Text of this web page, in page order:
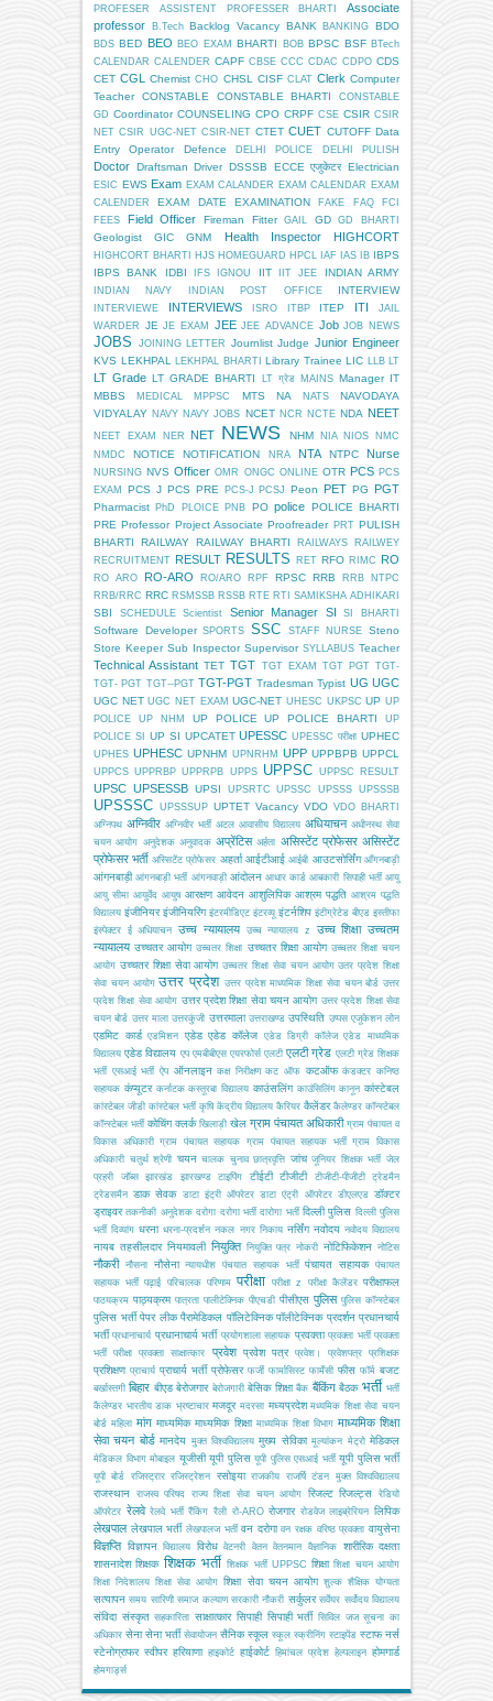
PROFESER
ASSISTENT PROFESSER BHARTI
Associate
professor
B.Tech Backlog Vacancy BANK BANKING BDO
BDS BED BEO BEO EXAM BHARTI BOB BPSC BSF BTech
CALENDAR CALENDER CAPF CBSE CCC CDAC CDPO CDS
CET CGL Chemist CHO CHSL CISF CLAT Clerk Computer
Teacher
CONSTABLE CONSTABLE BHARTI
CONSTABLE
GD Coordinator COUNSELING CPO CRPF CSE CSIR CSIR
NET CSIR UGC-NET CSIR-NET CTET CUET CUTOFF Data
Entry Operator
Defence DELHI POLICE DELHI PULISH
Doctor Draftsman Driver DSSSB ECCE एजुकेटर Electrician
ESIC EWS Exam EXAM CALANDER EXAM CALENDAR EXAM
CALENDER
EXAM DATE EXAMINATION FAKE FAQ
FCI
FEES
Field Officer Fireman Fitter GAIL GD GD BHARTI
Geologist GIC GNM Health Inspector HIGHCORT
HIGHCORT BHARTI HJS HOMEGUARD HPCL IAF IAS IB IBPS
IBPS BANK
IDBI IFS IGNOU IIT IIT JEE INDIAN ARMY
INDIAN NAVY INDIAN POST OFFICE INTERVIEW
INTERVIEWE INTERVIEWS ISRO ITBP ITEP ITI
JAIL
WARDER JE JE EXAM JEE JEE ADVANCE Job JOB NEWS
JOBS JOINING LETTER Journlist Judge Junior Engineer
KVS LEKHPAL LEKHPAL BHARTI Library Trainee LIC LLB LT
LT Grade LT GRADE BHARTI LT ग्रेड MAINS Manager IT
MBBS
MEDICAL MPPSC MTS NA NATS
NAVODAYA
VIDYALAY NAVY NAVY JOBS NCET NCR NCTE NDA NEET
NEET EXAM NER NET NEWS NHM NIA NIOS
NMC
NMDC
NOTICE NOTIFICATION NRA NTA NTPC Nurse
NURSING NVS Officer OMR ONGC ONLINE OTR PCS PCS
EXAM
PCS J PCS PRE PCS-J PCSJ Peon PET PG PGT
Pharmacist PhD PLOICE PNB PO police POLICE BHARTI
PRE Professor Project Associate Proofreader PRT PULISH
BHARTI
RAILWAY RAILWAY BHARTI RAILWAYS
RAILWEY
RECRUITMENT RESULT RESULTS RET RFO RIMC RO
RO ARO RO-ARO RO/ARO RPF RPSC RRB
RRB NTPC
RRB/RRC RRC RSMSSB RSSB RTE RTI SAMIKSHA ADHIKARI
SBI SCHEDULE Scientist Senior Manager SI SI BHARTI
Software Developer SPORTS SSC STAFF NURSE
Steno
Store Keeper Sub Inspector Supervisor SYLLABUS Teacher
Technical Assistant TET TGT TGT EXAM TGT PGT TGT-
TGT- PGT TGT--PGT TGT-PGT Tradesman Typist UG UGC
UGC NET UGC NET EXAM UGC-NET UHESC UKPSC UP UP
POLICE
UP NHM UP POLICE UP POLICE BHARTI
UP
POLICE SI
UP SI UPCATET UPESSC UPESSC परीक्षा UPHEC
UPHES UPHESC UPNHM UPNRHM UPP UPPBPB UPPCL
UPPCS UPPRBP UPPRPB UPPS UPPSC UPPSC RESULT
UPSC UPSESSB UPSI UPSRTC UPSSC UPSSS UPSSSB
UPSSSC UPSSSUP UPTET Vacancy VDO VDO BHARTI
अग्निपथ अग्निवीर अग्निवीर भर्ती अटल आवासीय विद्यालय अधियाचन अधीनस्थ सेवा
चयन आयोग अनुदेशक अनुवादक अप्रेंटिस अर्हता असिस्टेंट प्रोफेसर असिस्टेंट
प्रोफेसर भर्ती अस्सिटेंट प्रोफेसर अहर्ता आईटीआई आईबी आउटसोर्सिंग आँगनबाड़ी
आंगनबाड़ी आंगनबाड़ी भर्ती आंगनवाड़ी आंदोलन आधार कार्ड आबकारी सिपाही भर्ती आयु
आयु सीमा आयुर्वेद आयुष आरक्षण आवेदन आशुलिपिक आश्रम पद्धति आश्रम पद्धति
विद्यालय इंजीनियर इंजीनियरिंग इंटरमीडिएट इंटरव्यू इंटर्नशिप इंटीग्रेटेड बीएड इस्तीफा
इंस्पेक्टर ई अधियाचन उच्च न्यायालय उच्च न्यायालय z उच्च शिक्षा उच्चतम
न्यायालय उच्चतर आयोग उच्चतर शिक्षा उच्चतर शिक्षा आयोग उच्चतर शिक्षा चयन
आयोग उच्चतर शिक्षा सेवा आयोग उच्चतर शिक्षा सेवा चयन आयोग उतर प्रदेश शिक्षा
सेवा चयन आयोग उत्तर प्रदेश उत्तर प्रदेश माध्यमिक शिक्षा सेवा चयन बोर्ड उत्तर
प्रदेश शिक्षा सेवा आयोग उत्तर प्रदेश शिक्षा सेवा चयन आयोग उत्तर प्रदेश शिक्षा सेवा
चयन बोर्ड उत्तर माला उत्तरकुंजी उत्तरमाला उत्तराखण्ड उपस्थिति उप्पस एजूकेशन लोन
एडमिट कार्ड एडमिशन एडेड एडेड कॉलेज एडेड डिग्री कॉलेज एडेड माध्यमिक
विद्यालय एडेड विद्यालय एप एमबीबीएस एयरफोर्स एलटी एलटी ग्रेड एलटी ग्रेड शिक्षक
भर्ती एसआई भर्ती ऐप ऑनलाइन कक्ष निरीक्षण कट ऑफ कटऑफ कंडक्टर कनिष्ठ
सहायक कंप्यूटर कर्नाटक कस्तूरबा विद्यालय काउंसलिंग काउंसिलिंग कानून कांस्टेबल
कांस्टेबल जीडी कांस्टेबल भर्ती कृषि केंद्रीय विद्यालय कैरियर कैलेंडर कैलेण्डर कॉन्स्टेबल
कॉन्स्टेबल भर्ती कोचिंग क्लर्क खिलाड़ी खेल ग्राम पंचायत अधिकारी ग्राम पंचायत व
विकास अधिकारी ग्राम पंचायत सहायक ग्राम पंचायत सहायक भर्ती ग्राम विकास
अधिकारी चतुर्थ श्रेणी चयन चालक चुनाव छात्रवृत्ति जांच जूनियर शिक्षक भर्ती जेल
प्रहरी
जॉब्स झारखंड झारखण्ड टाइपिंग टीईटी टीजीटी टीजीटी-पीजीटी
ट्रेडमैन
ट्रेडसमैन डाक सेवक डाटा इंट्री ऑपरेटर डाटा एंट्री ऑपरेटर डीएलएड डॉक्टर
ड्राइवर तकनीकी अनुदेशक दरोगा दरोगा भर्ती दारोगा भर्ती दिल्ली पुलिस दिल्ली पुलिस
भर्ती दिव्यांग धरना धरना-प्रदर्शन नकल नगर निकाय नर्सिंग नवोदय नवोदय विद्यालय
नायब तहसीलदार नियमावली नियुक्ति नियुक्ति पत्र नोकरी नोटिफिकेशन नोटिस
नौकरी नौसना नौसेना न्यायधीश पंचयात सहायक भर्ती पंचायत सहायक पंचायत
सहायक भर्ती पढ़ाई परिचालक परिणाम परीक्षा परीक्षा z परीक्षा कैलेंडर परीक्षाफल
पाठयक्रम पाठ्यक्रम पात्रता पालीटेक्निक पीएचडी पीसीएस पुलिस पुलिस कॉन्स्टेबल
पुलिस भर्ती पेपर लीक पैरामेडिकल पॉलिटेक्निक पॉलीटेक्निक प्रदर्शन प्रधानचार्य
भर्ती प्रधानाचार्य प्रधानाचार्य भर्ती प्रयोगशाला सहायक प्रवक्ता प्रवक्ता भर्ती प्रवक्ता
भर्ती परीक्षा
प्रवक्ता साक्षात्कार प्रवेश प्रवेश पत्र प्रवेश। प्रवेशपत्र प्रशिक्षक
प्रशिक्षण प्राचार्य प्राचार्य भर्ती प्रोफेसर फर्जी फार्मासिस्ट फार्मेसी फीस फॉर्म बजट
बर्खास्तगी बिहार बीएड बेरोजगार बेरोजगारी बेसिक शिक्षा बैंक बैंकिंग बैठक भर्ती भर्ती
कैलेण्डर भारतीय डाक भ्रष्टाचार मजदूर मदरसा मध्यप्रदेश मध्यमिक शिक्षा सेवा चयन
बोर्ड महिला मांग माध्यमिक माध्यमिक शिक्षा माध्यमिक शिक्षा विभाग माध्यमिक शिक्षा
सेवा चयन बोर्ड मानदेय मुक्त विश्वविद्यालय मुख्य सेविका मूल्यांकन मेट्रो मेडिकल
मेडिकल विभाग मोबाइल यूजीसी यूपी पुलिस यूपी पुलिस एसआई भर्ती यूपी पुलिस भर्ती
यूपी बोर्ड रजिस्ट्रार रजिस्ट्रेशन रसोइया राजकीय राजर्षि टंडन मुक्त विश्वविद्यालय
राजस्थान राजस्व परिषद राज्य शिक्षा सेवा चयन आयोग रिजल्ट रिजल्ट्स
रेडियो
ऑपरेटर रेलवे रेलवे भर्ती रैंकिंग रैली रो-ARO रोजगार रोडवेज लाइब्रेरियन लिपिक
लेखपाल लेखपाल भर्ती लेखपालज भर्ती वन दरोगा वन रक्षक वरिष्ठ प्रवक्ता वायुसेना
विज्ञप्ति विज्ञापन विद्यालय विरोध वेटनरी वेतन वेतनमान वैज्ञानिक
शारीरिक दक्षता
शासनादेश शिक्षक शिक्षक भर्ती शिक्षक भर्ती UPPSC शिक्षा शिक्षा चयन आयोग
शिक्षा निदेशालय शिक्षा सेवा आयोग शिक्षा सेवा चयन आयोग शुल्क शैक्षिक योग्यता
सत्यापन समय सारिणी समाज कल्याण सरकारी नौकरी सर्कुलर सर्वेयर सर्वोदय विद्यालय
संविदा संस्कृत सहकारिता साक्षात्कार सिपाही सिपाही भर्ती सिविल जज सूचना का
अधिकार सेना सेना भर्ती सेवायोजन सैनिक स्कूल स्कूल स्क्रीनिंग स्टाइपेंड स्टाफ नर्स
स्टेनोग्राफर स्वीपर हरियाणा हाइकोर्ट हाईकोर्ट हिमांचल प्रदेश हेल्पलाइन होमगार्ड
होमगार्ड्स